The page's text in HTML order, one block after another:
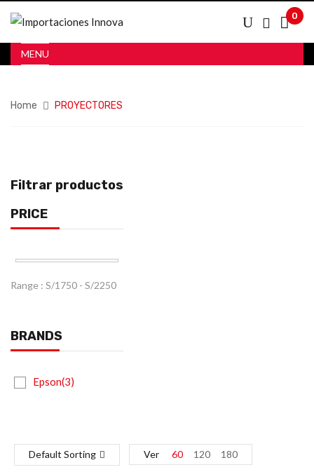
0
MENU
Home PROYECTORES
Filtrar productos
PRICE
Range : S/1750 - S/2250
BRANDS
Epson(3)
Default Sorting Ver 60 120 180